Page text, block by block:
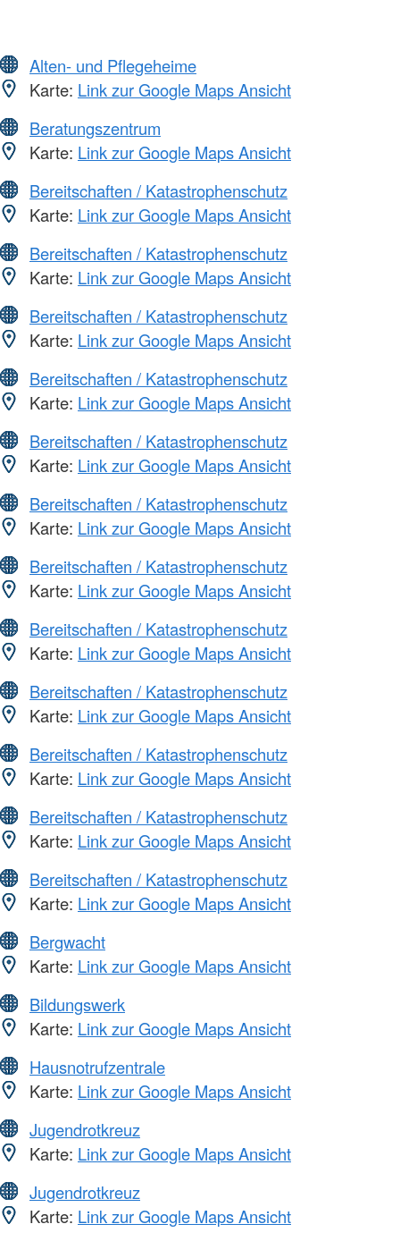
Alten- und Pflegeheime
Karte: Link zur Google Maps Ansicht
Beratungszentrum
Karte: Link zur Google Maps Ansicht
Bereitschaften / Katastrophenschutz
Karte: Link zur Google Maps Ansicht
Bereitschaften / Katastrophenschutz
Karte: Link zur Google Maps Ansicht
Bereitschaften / Katastrophenschutz
Karte: Link zur Google Maps Ansicht
Bereitschaften / Katastrophenschutz
Karte: Link zur Google Maps Ansicht
Bereitschaften / Katastrophenschutz
Karte: Link zur Google Maps Ansicht
Bereitschaften / Katastrophenschutz
Karte: Link zur Google Maps Ansicht
Bereitschaften / Katastrophenschutz
Karte: Link zur Google Maps Ansicht
Bereitschaften / Katastrophenschutz
Karte: Link zur Google Maps Ansicht
Bereitschaften / Katastrophenschutz
Karte: Link zur Google Maps Ansicht
Bereitschaften / Katastrophenschutz
Karte: Link zur Google Maps Ansicht
Bereitschaften / Katastrophenschutz
Karte: Link zur Google Maps Ansicht
Bereitschaften / Katastrophenschutz
Karte: Link zur Google Maps Ansicht
Bergwacht
Karte: Link zur Google Maps Ansicht
Bildungswerk
Karte: Link zur Google Maps Ansicht
Hausnotrufzentrale
Karte: Link zur Google Maps Ansicht
Jugendrotkreuz
Karte: Link zur Google Maps Ansicht
Jugendrotkreuz
Karte: Link zur Google Maps Ansicht